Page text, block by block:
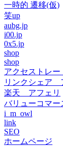
一時的 遷移(仮)
笑up
aubg.jp
i00.jp
0x5.jp
shop
shop
アクセストレ
リンクシェア
楽天 アフェリ
バリューコマ
i_m_owl
link
SEO
ホームページ